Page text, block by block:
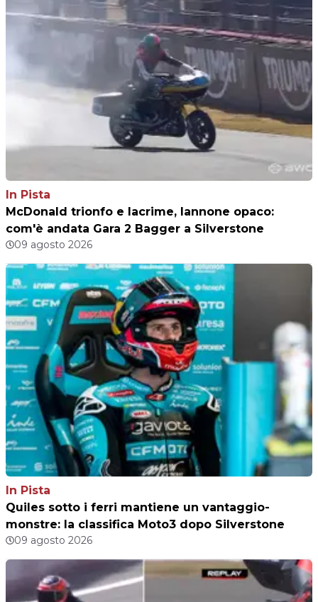
In Pista
McDonald trionfo e lacrime, Iannone opaco:
com'è andata Gara 2 Bagger a Silverstone
09 agosto 2026
In Pista
Quiles sotto i ferri mantiene un vantaggio-
monstre: la classifica Moto3 dopo Silverstone
09 agosto 2026